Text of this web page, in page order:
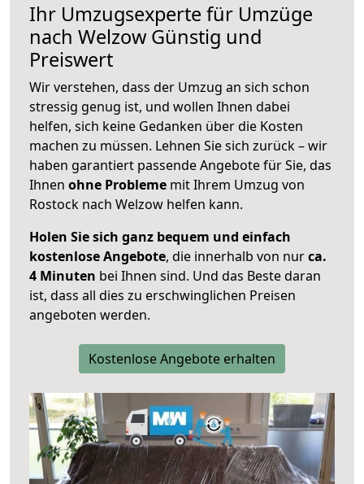
Ihr Umzugsexperte für Umzüge
nach Welzow Günstig und
Preiswert
Wir verstehen, dass der Umzug an sich schon
stressig genug ist, und wollen Ihnen dabei
helfen, sich keine Gedanken über die Kosten
machen zu müssen. Lehnen Sie sich zurück – wir
haben garantiert passende Angebote für Sie, das
Ihnen ohne Probleme mit Ihrem Umzug von
Rostock nach Welzow helfen kann.
Holen Sie sich ganz bequem und einfach
kostenlose Angebote, die innerhalb von nurca.
4 Minuten bei Ihnen sind. Und das Beste daran
ist, dass all dies zu erschwinglichen Preisen
angeboten werden.
Kostenlose Angebote erhalten